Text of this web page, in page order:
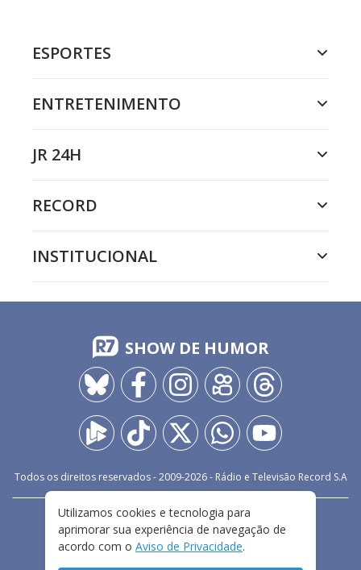
ESPORTES
ENTRETENIMENTO
JR 24H
RECORD
INSTITUCIONAL
SHOW DE HUMOR
Todos os direitos reservados - 2009-2026- Rádio e Televisão Record S.A
FALE CONOSCO
PRIVACIDADE
TERMOS E CONDIÇÕES DE USO
Utilizamos cookies e tecnologia para
aprimorar sua experiência de navegação de
acordo com o Aviso de Privacidade.